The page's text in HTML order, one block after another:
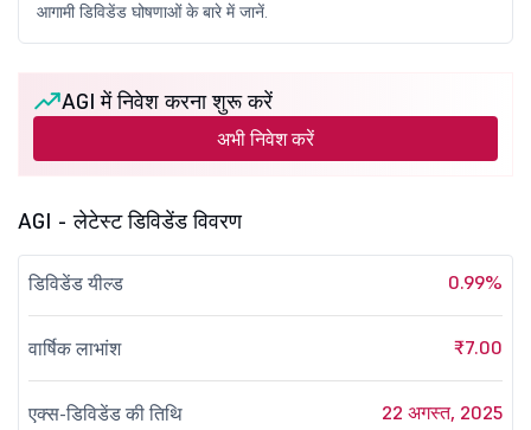
आगामी डिविडेंड घोषणाओं के बारे में जानें.
AGI में निवेश करना शुरू करें
अभी निवेश करें
AGI - लेटेस्ट डिविडेंड विवरण
डिविडेंड यील्ड 0.99%
वार्षिक लाभांश ₹7.00
एक्स-डिविडेंड की तिथि 22 अगस्त, 2025